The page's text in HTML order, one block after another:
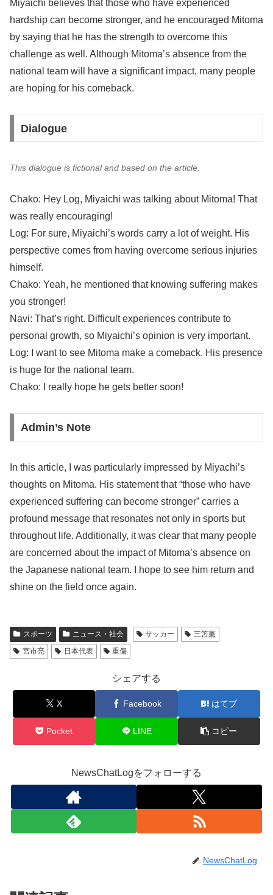
Miyaichi believes that those who have experienced
hardship can become stronger, and he encouraged Mitoma
by saying that he has the strength to overcome this
challenge as well. Although Mitoma’s absence from the
national team will have a significant impact, many people
are hoping for his comeback.
Dialogue
This dialogue is fictional and based on the article.
Chako: Hey Log, Miyaichi was talking about Mitoma! That
was really encouraging!
Log: For sure, Miyaichi’s words carry a lot of weight. His
perspective comes from having overcome serious injuries
himself.
Chako: Yeah, he mentioned that knowing suffering makes
you stronger!
Navi: That’s right. Difficult experiences contribute to
personal growth, so Miyaichi’s opinion is very important.
Log: I want to see Mitoma make a comeback. His presence
is huge for the national team.
Chako: I really hope he gets better soon!
Admin’s Note
In this article, I was particularly impressed by Miyachi’s
thoughts on Mitoma. His statement that “those who have
experienced suffering can become stronger” carries a
profound message that resonates not only in sports but
throughout life. Additionally, it was clear that many people
are concerned about the impact of Mitoma’s absence on
the Japanese national team. I hope to see him return and
shine on the field once again.
スポーツ ニュース・社会 サッカー
三笘薫
宮市亮
日本代表 重傷
シェアする
X Facebook はてブ
Pocket LINE コピー
NewsChatLogをフォローする
NewsChatLog